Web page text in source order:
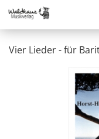
Vier Lieder - für